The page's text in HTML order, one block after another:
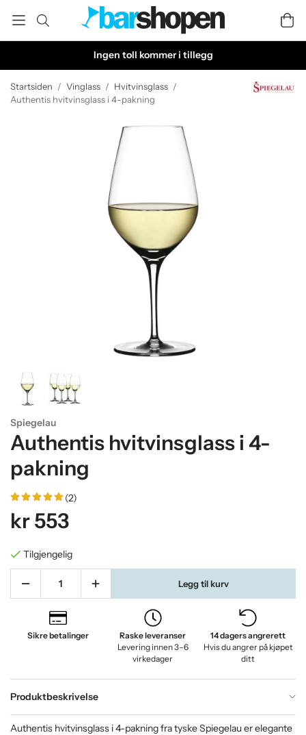
Ingen toll kommer i tillegg
Startsiden / Vinglass / Hvitvinsglass /
Authentis hvitvinsglass i 4-pakning
Spiegelau
Authentis hvitvinsglass i 4-
pakning
(2)
kr 553
Tilgjengelig
Legg til kurv
Sikre betalinger
Raske leveranser
Levering innen 3–6
virkedager
14 dagers angrerett
Hvis du angrer på kjøpet
ditt
Produktbeskrivelse
Authentis hvitvinsglass i 4-pakning fra tyske Spiegelau er elegante